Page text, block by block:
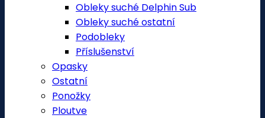
Obleky suché Delphin Sub
Obleky suché ostatní
Podobleky
Příslušenství
Opasky
Ostatní
Ponožky
Ploutve